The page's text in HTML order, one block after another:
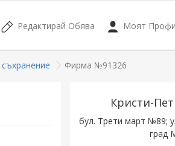
Редактирай Обява Моят
Фирма №91326
Кристи-
бул. Трети март №89;
град